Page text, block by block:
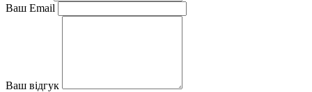
Ваш Email
Ваш відгук